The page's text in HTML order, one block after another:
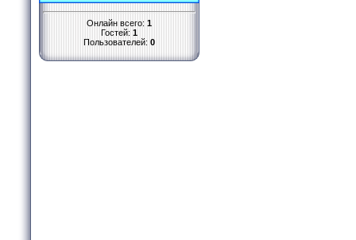
Онлайн всего: 1
Гостей: 1
Пользователей: 0